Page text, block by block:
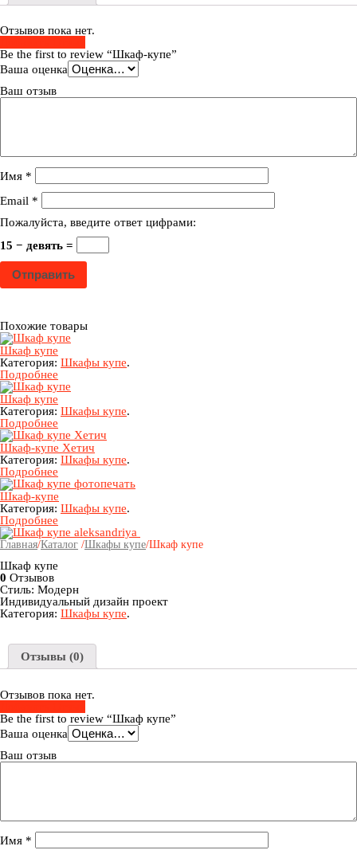
Отзывов пока нет.
Be the first to review “Шкаф-купе”
Ваша оценка
Ваш отзыв
Имя *
Email *
Пожалуйста, введите ответ цифрами:
15 − девять =
Похожие товары
Шкаф купе
Категория: Шкафы купе.
Подробнее
Шкаф купе
Категория: Шкафы купе.
Подробнее
Шкаф-купе Хетич
Категория: Шкафы купе.
Подробнее
Шкаф-купе
Категория: Шкафы купе.
Подробнее
Главная/Каталог /Шкафы купе/Шкаф купе
Шкаф купе
0 Отзывов
Стиль: Модерн
Индивидуальный дизайн проект
Категория: Шкафы купе.
Отзывы (0)
Отзывов пока нет.
Be the first to review “Шкаф купе”
Ваша оценка
Ваш отзыв
Имя *